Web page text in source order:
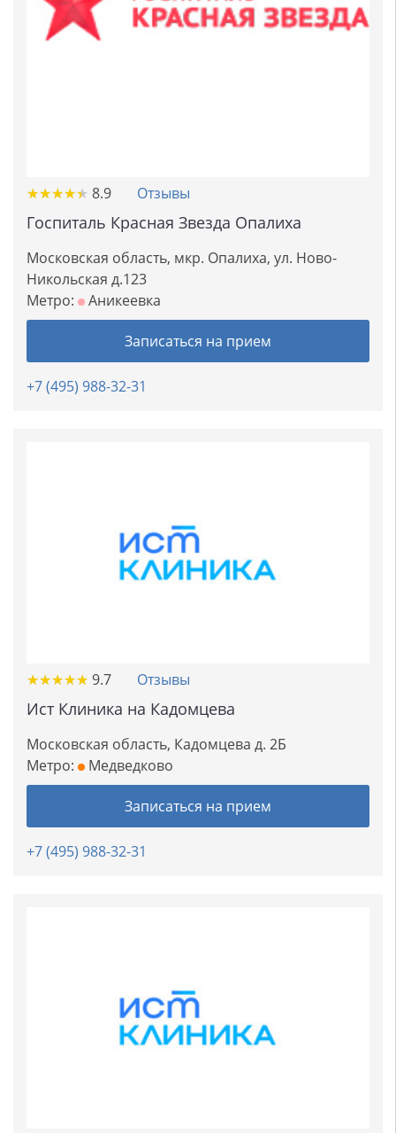
★★★★★
★★★★★ 8.9 Отзывы
Госпиталь Красная Звезда Опалиха
Московская область, мкр. Опалиха, ул. Ново-
Никольская д.123
Метро:
Аникеевка
Записаться на прием
+7 (495) 988-32-31
★★★★★
★★★★★ 9.7 Отзывы
Ист Клиника на Кадомцева
Московская область, Кадомцева д. 2Б
Метро:
Медведково
Записаться на прием
+7 (495) 988-32-31